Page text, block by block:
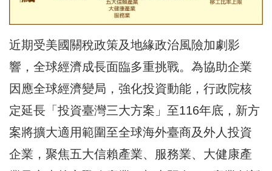
近期受美國關稅政策及地緣政治風險加劇影
響，全球經濟成長面臨多重挑戰。為協助企業
因應全球經濟變局，強化投資動能，行政院核
定延長「投資臺灣三大方案」至116年底，新方
案將擴大適用範圍至全球海外臺商及外人投資
企業，聚焦五大信賴產業、服務業、大健康產